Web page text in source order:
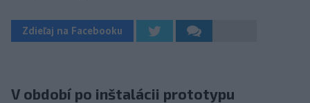
Zdieľaj na Facebooku
V období po inštalácii prototypu